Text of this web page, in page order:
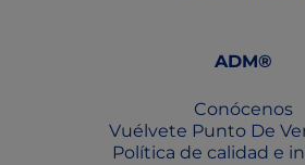
ADM®
Conócenos
Vuélvete Punto De
Política de calidad e